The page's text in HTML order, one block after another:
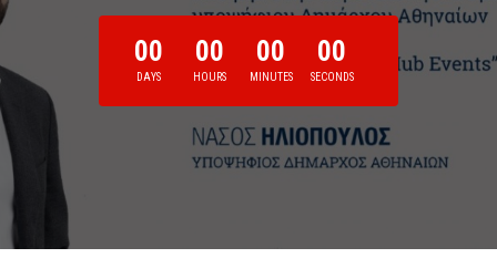
00
DAYS
00
HOURS
00
MINUTES
00
SECONDS